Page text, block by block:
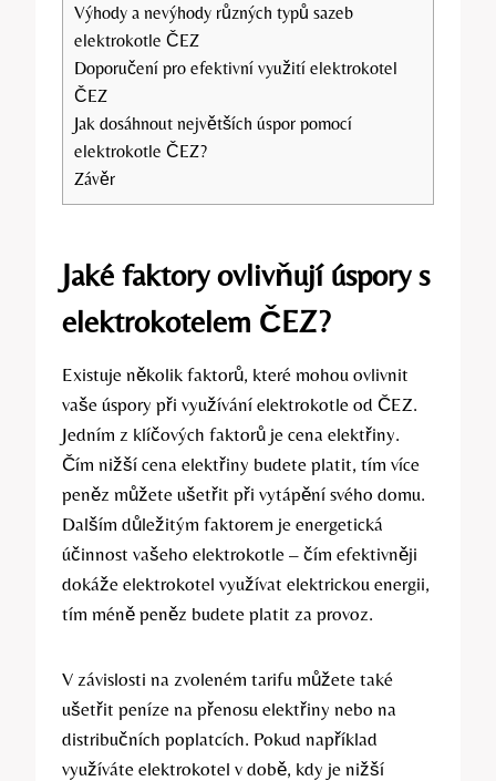
Výhody a nevýhody různých typů sazeb
elektrokotle ČEZ
Doporučení‌ pro efektivní využití elektrokotel
ČEZ
Jak dosáhnout největších úspor pomocí
elektrokotle⁣ ČEZ?
Závěr
Jaké⁣ faktory ovlivňují ⁣úspory s
elektrokotelem ČEZ?
Existuje několik faktorů, které⁢ mohou ⁤ovlivnit
vaše úspory při využívání elektrokotle‍ od ČEZ.
Jedním z klíčových faktorů je⁤ cena elektřiny.
Čím nižší‌ cena elektřiny budete‌ platit, tím více
peněz můžete ušetřit ‌při vytápění​ svého ⁣domu.
Dalším​ důležitým faktorem ⁣je ​energetická
účinnost vašeho​ elektrokotle – čím efektivněji
dokáže elektrokotel ⁢využívat elektrickou energii,
tím méně peněz‌ budete ⁣platit za provoz.
V závislosti na zvoleném tarifu můžete také
ušetřit peníze na přenosu elektřiny ⁢nebo na
distribučních poplatcích. Pokud například
⁢využíváte elektrokotel ‌v době, kdy je nižší